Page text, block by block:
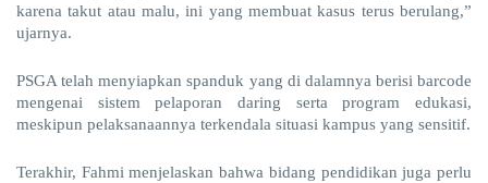
karena takut atau malu, ini yang membuat kasus terus berulang,”
ujarnya.
PSGA telah menyiapkan spanduk yang di dalamnya berisi barcode
mengenai sistem pelaporan daring serta program edukasi,
meskipun pelaksanaannya terkendala situasi kampus yang sensitif.
Terakhir, Fahmi menjelaskan bahwa bidang pendidikan juga perlu